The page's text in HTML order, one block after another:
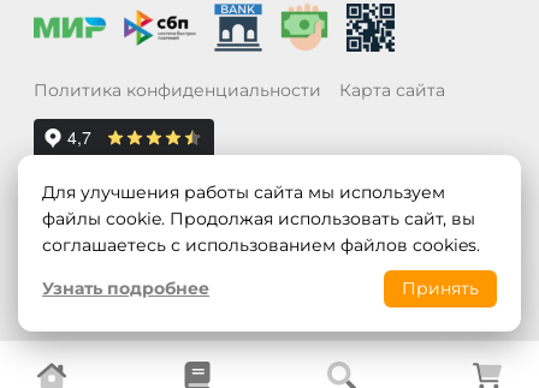
Политика конфиденциальности Карта сайта
Для улучшения работы сайта мы используем
файлы cookie. Продолжая использовать сайт, вы
соглашаетесь с использованием файлов cookies.
Узнать подробнее
Принять